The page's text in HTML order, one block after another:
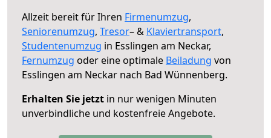
Allzeit bereit für Ihren Firmenumzug,
Seniorenumzug, Tresor– & Klaviertransport,
Studentenumzug in Esslingen am Neckar,
Fernumzug oder eine optimale Beiladung von
Esslingen am Neckar nach Bad Wünnenberg.
Erhalten Sie jetzt in nur wenigen Minuten
unverbindliche und kostenfreie Angebote.